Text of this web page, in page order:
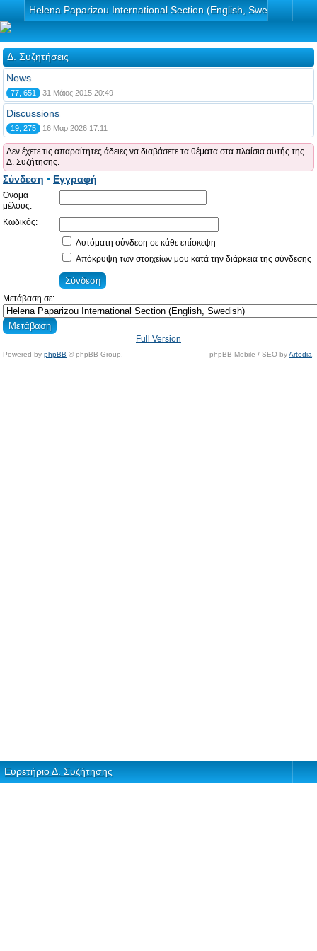
Helena Paparizou International Section (English, Swedish)
Δ. Συζητήσεις
News
77, 651 31 Μάιος 2015 20:49
Discussions
19, 275 16 Μαρ 2026 17:11
Δεν έχετε τις απαραίτητες άδειες να διαβάσετε τα θέματα στα πλαίσια αυτής της
Δ. Συζήτησης.
Σύνδεση • Εγγραφή
Όνομα
μέλους:
Κωδικός:
Αυτόματη σύνδεση σε κάθε επίσκεψη
Απόκρυψη των στοιχείων μου κατά την διάρκεια της σύνδεσης
Μετάβαση σε:
Full Version
Powered by phpBB © phpBB Group. phpBB Mobile / SEO byArtodia
Ευρετήριο Δ. Συζήτησης